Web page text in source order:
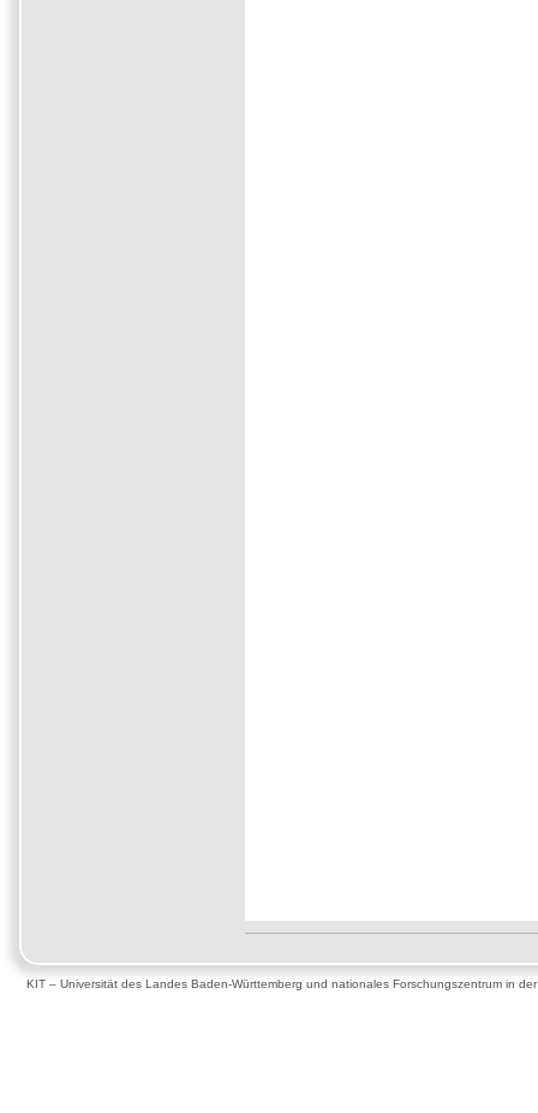
KIT – Universität des Landes Baden-Württemberg und nationales Forschungszentrum in